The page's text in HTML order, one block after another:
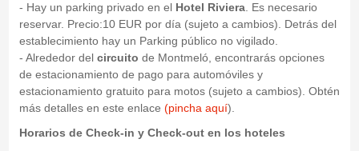
- Hay un parking privado en el Hotel Riviera. Es necesario
reservar. Precio:10 EUR por día (sujeto a cambios). Detrás del
establecimiento hay un Parking público no vigilado.
- Alrededor del circuito de Montmeló, encontrarás opciones
de estacionamiento de pago para automóviles y
estacionamiento gratuito para motos (sujeto a cambios). Obtén
más detalles en este enlace (pincha aquí).
Horarios de Check-in y Check-out en los hoteles